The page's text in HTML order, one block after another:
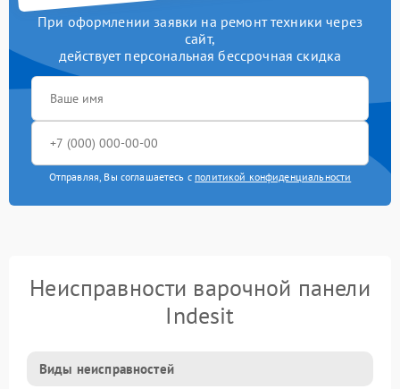
При оформлении заявки на ремонт техники через
сайт,
действует персональная бессрочная скидка
Отправляя, Вы соглашаетесь с политикой конфиденциальности
Неисправности варочной панели
Indesit
Виды неисправностей